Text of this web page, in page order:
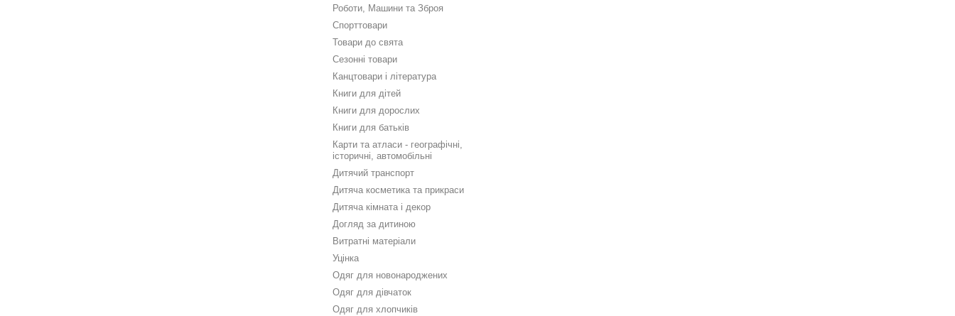
Роботи, Машини та Зброя
Спорттовари
Товари до свята
Сезонні товари
Канцтовари і література
Книги для дітей
Книги для дорослих
Книги для батьків
Карти та атласи - географічні,
історичні, автомобільні
Дитячий транспорт
Дитяча косметика та прикраси
Дитяча кімната і декор
Догляд за дитиною
Витратні матеріали
Уцінка
Одяг для новонароджених
Одяг для дівчаток
Одяг для хлопчиків